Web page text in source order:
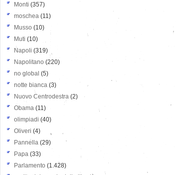
Monti (357)
moschea (11)
Musso (10)
Muti (10)
Napoli (319)
Napolitano (220)
no global (5)
notte bianca (3)
Nuovo Centrodestra (2)
Obama (11)
olimpiadi (40)
Oliveri (4)
Pannella (29)
Papa (33)
Parlamento (1.428)